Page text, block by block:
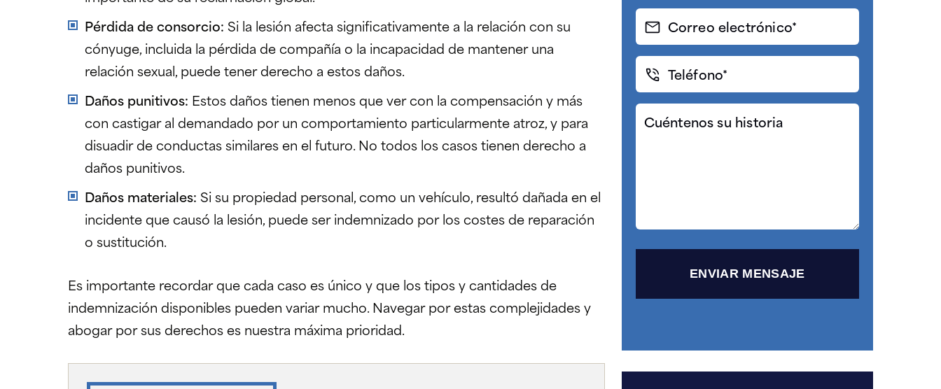
Pérdida de consorcio: Si la lesión afecta significativamente a la relación con su
cónyuge, incluida la pérdida de compañía o la incapacidad de mantener una
relación sexual, puede tener derecho a estos daños.
Daños punitivos: Estos daños tienen menos que ver con la compensación y más
con castigar al demandado por un comportamiento particularmente atroz, y para
disuadir de conductas similares en el futuro. No todos los casos tienen derecho a
daños punitivos.
Daños materiales: Si su propiedad personal, como un vehículo, resultó dañada en el
incidente que causó la lesión, puede ser indemnizado por los costes de reparación
o sustitución.
Es importante recordar que cada caso es único y que los tipos y cantidades de
indemnización disponibles pueden variar mucho. Navegar por estas complejidades y
abogar por sus derechos es nuestra máxima prioridad.
Correo
electrónico
(Required)
Teléfono*
(Required)
Cuéntenos
su